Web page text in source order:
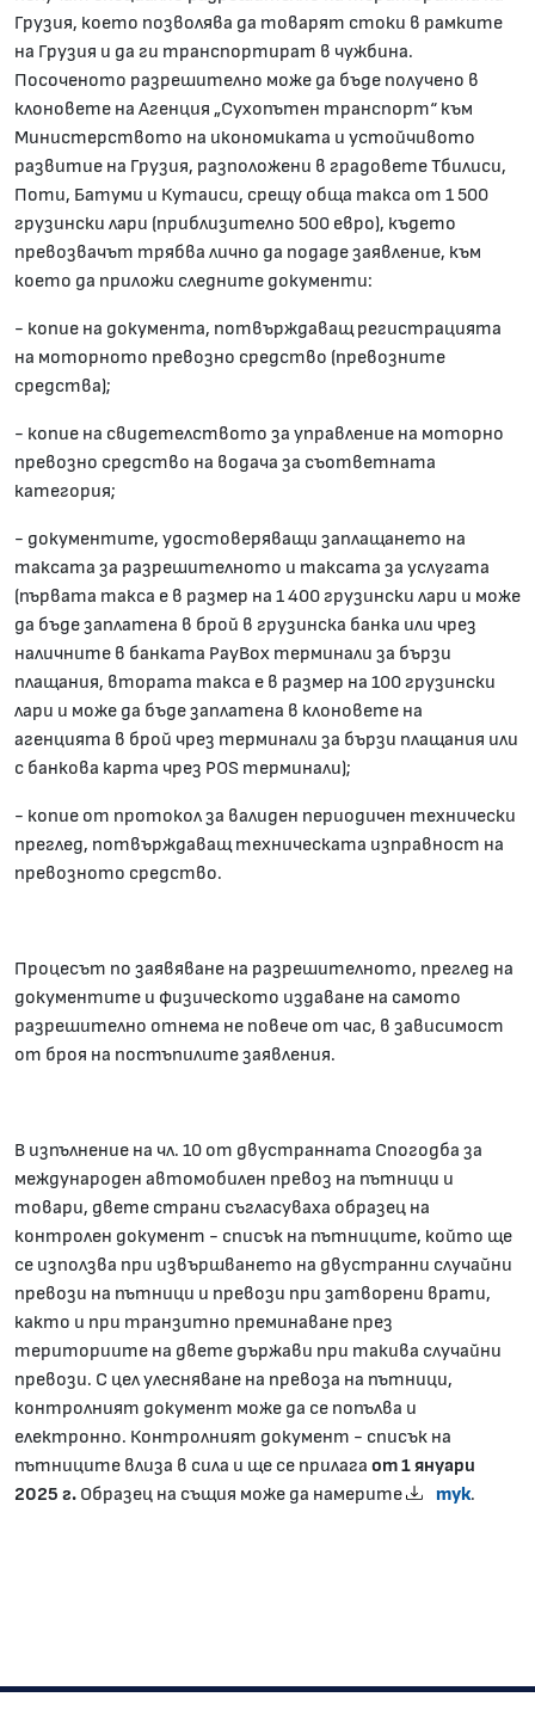
Грузия, което позволява да товарят стоки в рамките
на Грузия и да ги транспортират в чужбина.
Посоченото разрешително може да бъде получено в
клоновете на Агенция „Сухопътен транспорт“ към
Министерството на икономиката и устойчивото
развитие на Грузия, разположени в градовете Тбилиси,
Поти, Батуми и Кутаиси, срещу обща такса от 1 500
грузински лари (приблизително 500 евро), където
превозвачът трябва лично да подаде заявление, към
което да приложи следните документи:
- копие на документа, потвърждаващ регистрацията
на моторното превозно средство (превозните
средства);
- копие на свидетелството за управление на моторно
превозно средство на водача за съответната
категория;
- документите, удостоверяващи заплащането на
таксата за разрешителното и таксата за услугата
(първата такса е в размер на 1 400 грузински лари и може
да бъде заплатена в брой в грузинска банка или чрез
наличните в банката PayBox терминали за бързи
плащания, втората такса е в размер на 100 грузински
лари и може да бъде заплатена в клоновете на
агенцията в брой чрез терминали за бързи плащания или
с банкова карта чрез POS терминали);
- копие от протокол за валиден периодичен технически
преглед, потвърждаващ техническата изправност на
превозното средство.
Процесът по заявяване на разрешителното, преглед на
документите и физическото издаване на самото
разрешително отнема не повече от час, в зависимост
от броя на постъпилите заявления.
В изпълнение на чл. 10 от двустранната Спогодба за
международен автомобилен превоз на пътници и
товари, двете страни съгласуваха образец на
контролен документ - списък на пътниците, който ще
се използва при извършването на двустранни случайни
превози на пътници и превози при затворени врати,
както и при транзитно преминаване през
териториите на двете държави при такива случайни
превози. С цел улесняване на превоза на пътници,
контролният документ може да се попълва и
електронно. Контролният документ - списък на
пътниците влиза в сила и ще се прилага от 1 януари
2025 г. Образец на същия може да намерите тук.